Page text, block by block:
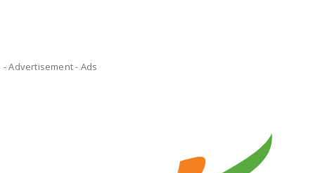
- Advertisement - Ads